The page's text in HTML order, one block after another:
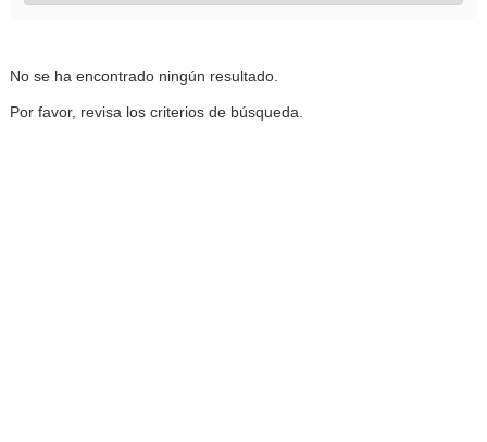
No se ha encontrado ningún resultado.
Por favor, revisa los criterios de búsqueda.